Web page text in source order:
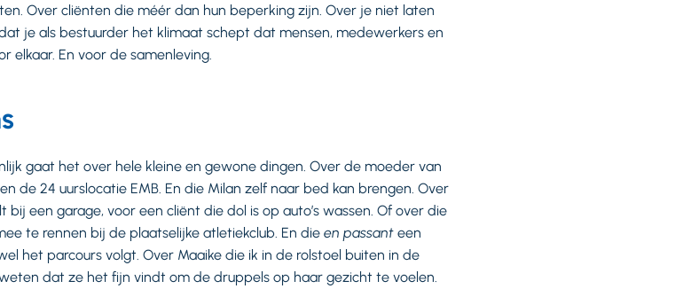
Over cliënten die méér dan hun beperking zijn. Over je niet laten
je als bestuurder het klimaat schept dat mensen, medewerkers en
elkaar. En voor de samenleving.
gaat het over hele kleine en gewone dingen. Over de moeder van
de 24 uurslocatie EMB. En die Milan zelf naar bed kan brengen. Over
een garage, voor een cliënt die dol is op auto’s wassen. Of over die
te rennen bij de plaatselijke atletiekclub. En die en passanteen
het parcours volgt. Over Maaike die ik in de rolstoel buiten in de
dat ze het fijn vindt om de druppels op haar gezicht te voelen.